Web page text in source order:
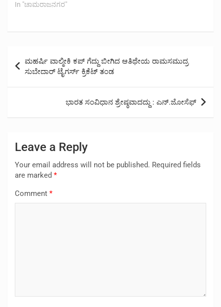
In "ಚಾಮರಾಜನಗರ"
navigation
ಮಹರ್ಷಿ ವಾಲ್ಮೀಕಿ ಕಪ್ ಗೆದ್ದು ಬೀಗಿದ ಆತಿಥೇಯ ರಾಮಸಮುದ್ರ
ಸುಬೇದಾರ್ ಟೈಗರ್ಸ್ ಕ್ರಿಕೆಟ್ ತಂಡ
ಭಾರತ ಸಂವಿಧಾನ ಶ್ರೇಷ್ಠವಾದದ್ದು : ಎನ್.ಜೋಸೆಫ್
Leave a Reply
Your email address will not be published. Required fields
are marked *
Comment *